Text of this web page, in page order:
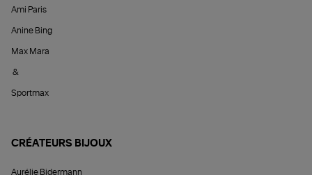
Ami Paris
Anine Bing
Max Mara
&
Sportmax
CRÉATEURS BIJOUX
Aurélie Bidermann